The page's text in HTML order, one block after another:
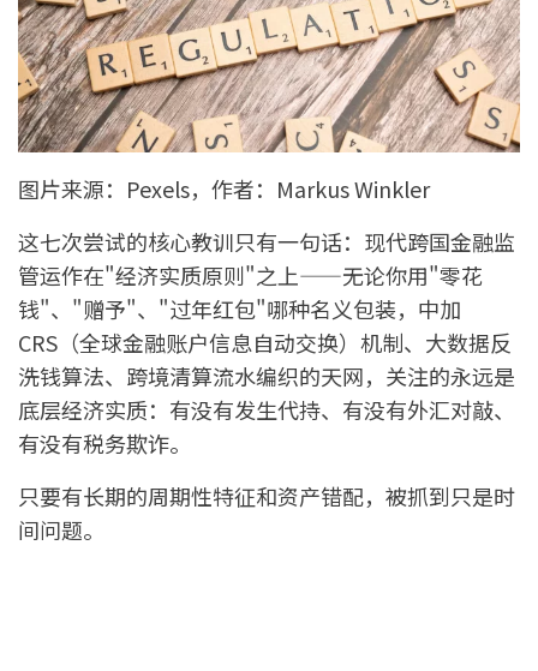
图片来源：Pexels，作者：Markus Winkler
这七次尝试的核心教训只有一句话：现代跨国金融监
管运作在"经济实质原则"之上——无论你用"零花
钱"、"赠予"、"过年红包"哪种名义包装，中加
CRS（全球金融账户信息自动交换）机制、大数据反
洗钱算法、跨境清算流水编织的天网，关注的永远是
底层经济实质：有没有发生代持、有没有外汇对敲、
有没有税务欺诈。
只要有长期的周期性特征和资产错配，被抓到只是时
间问题。